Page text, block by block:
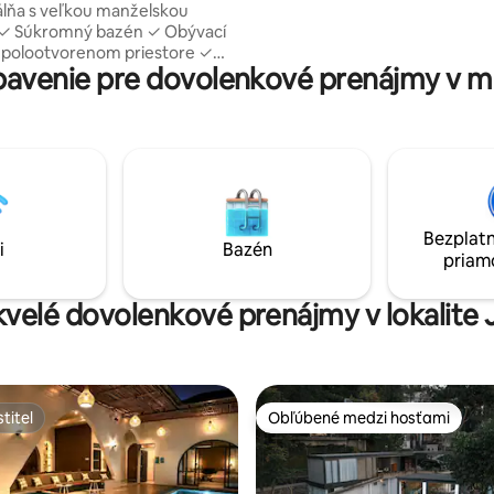
Súkromný bazén ✓ Obývací
priestore ✓
kuchyňa ✓ Inteligentná
službou Netflix ✓ Rýchle Wi-
bazéne a vychutnávanie
vzduchu Daga, len pár
a obľúbených atrakcií.
pre dovolenkové prenájmy v
Bazén
dovolenkové prenájmy v lokalite
Obľúbené medzi hosťami
Obľúbené medzi hosťami